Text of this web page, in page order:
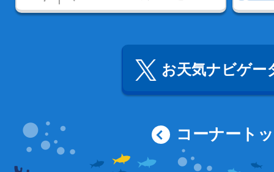
お天気ナビゲー
コーナート